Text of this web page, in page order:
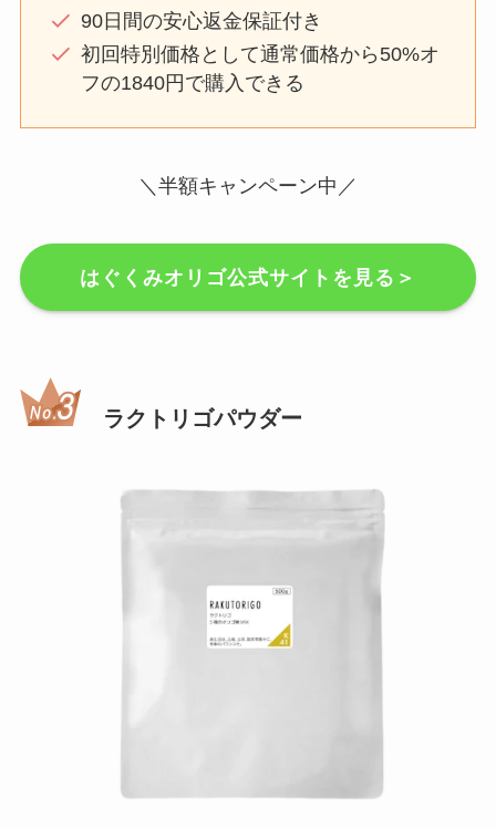
90日間の安心返金保証付き
初回特別価格として通常価格から50%オ
フの1840円で購入できる
＼半額キャンペーン中／
はぐくみオリゴ公式サイトを見る＞
ラクトリゴパウダー